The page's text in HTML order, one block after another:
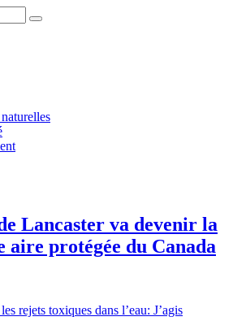
Lancaster va devenir la
aire protégée du Canada
rejets toxiques dans l’eau: J’agis